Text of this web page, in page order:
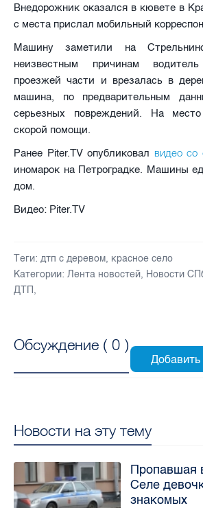
Внедорожник оказался в кювете в
с места прислал мобильный
Машину заметили на
неизвестным причинам
проезжей части и врезалась в
машина, по предварительным
серьезных повреждений. На
скорой помощи.
Ранее Piter.TV опубликовал видео со
иномарок на Петроградке. Машины
дом.
Видео: Piter.TV
Теги: дтп с деревом, красное село
Категории: Лента новостей, Новости
ДТП,
Обсуждение ( 0 )
Новости на эту тему
Пропавшая
Селе
знакомых